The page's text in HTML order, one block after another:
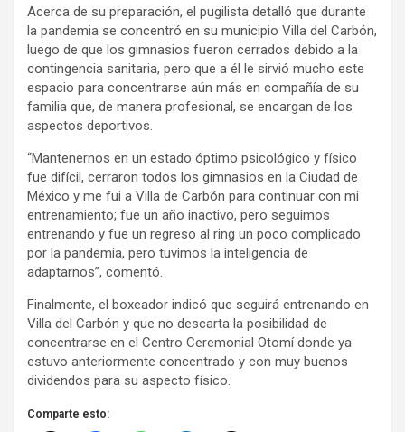
Acerca de su preparación, el pugilista detalló que durante
la pandemia se concentró en su municipio Villa del Carbón,
luego de que los gimnasios fueron cerrados debido a la
contingencia sanitaria, pero que a él le sirvió mucho este
espacio para concentrarse aún más en compañía de su
familia que, de manera profesional, se encargan de los
aspectos deportivos.
“Mantenernos en un estado óptimo psicológico y físico
fue difícil, cerraron todos los gimnasios en la Ciudad de
México y me fui a Villa de Carbón para continuar con mi
entrenamiento; fue un año inactivo, pero seguimos
entrenando y fue un regreso al ring un poco complicado
por la pandemia, pero tuvimos la inteligencia de
adaptarnos”, comentó.
Finalmente, el boxeador indicó que seguirá entrenando en
Villa del Carbón y que no descarta la posibilidad de
concentrarse en el Centro Ceremonial Otomí donde ya
estuvo anteriormente concentrado y con muy buenos
dividendos para su aspecto físico.
Comparte esto: